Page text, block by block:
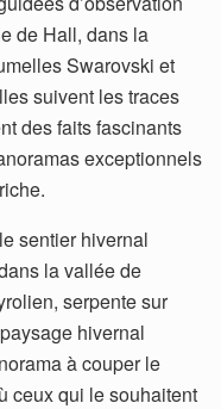
de Hall, dans la
Swarovski et
suivent les traces
des faits fascinants
exceptionnels
sentier hivernal
la vallée de
serpente sur
hivernal
à couper le
ceux qui le souhaitent